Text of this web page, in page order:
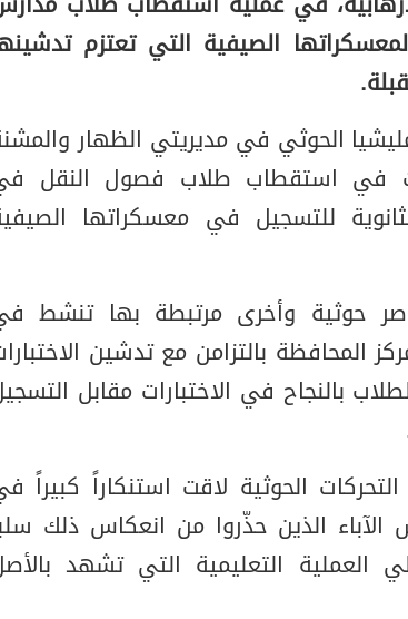
في عملية استقطاب طلاب
الصيفية التي تعتزم
الحوثي في مديريتي الظهار
في استقطاب طلاب فصول النقل
للتسجيل في معسكراتها
حوثية وأخرى مرتبطة بها تنشط
المحافظة بالتزامن مع تدشين
بالنجاح في الاختبارات مقابل
الحوثية لاقت استنكاراً كبيراً
الآباء الذين حذّروا من انعكاس ذلك
العملية التعليمية التي تشهد